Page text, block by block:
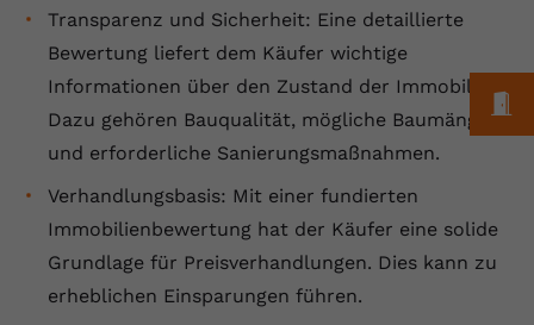
Transparenz und Sicherheit: Eine detaillierte
Bewertung liefert dem Käufer wichtige
Informationen über den Zustand der Immobilie.
Dazu gehören Bauqualität, mögliche Baumängel
und erforderliche Sanierungsmaßnahmen.
Verhandlungsbasis: Mit einer fundierten
Immobilienbewertung hat der Käufer eine solide
Grundlage für Preisverhandlungen. Dies kann zu
erheblichen Einsparungen führen.
Name CONSENT
Laufzeit 2 Jahre
Zweck
eingebettete YouTube-Videos und
registriert anonyme statistische Daten.
Name yt-remote-device-id